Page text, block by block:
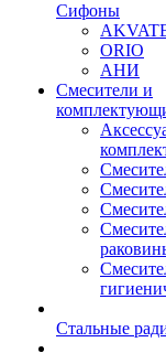
Сифоны
ORIO
АНИ
Смесители и
Стальные